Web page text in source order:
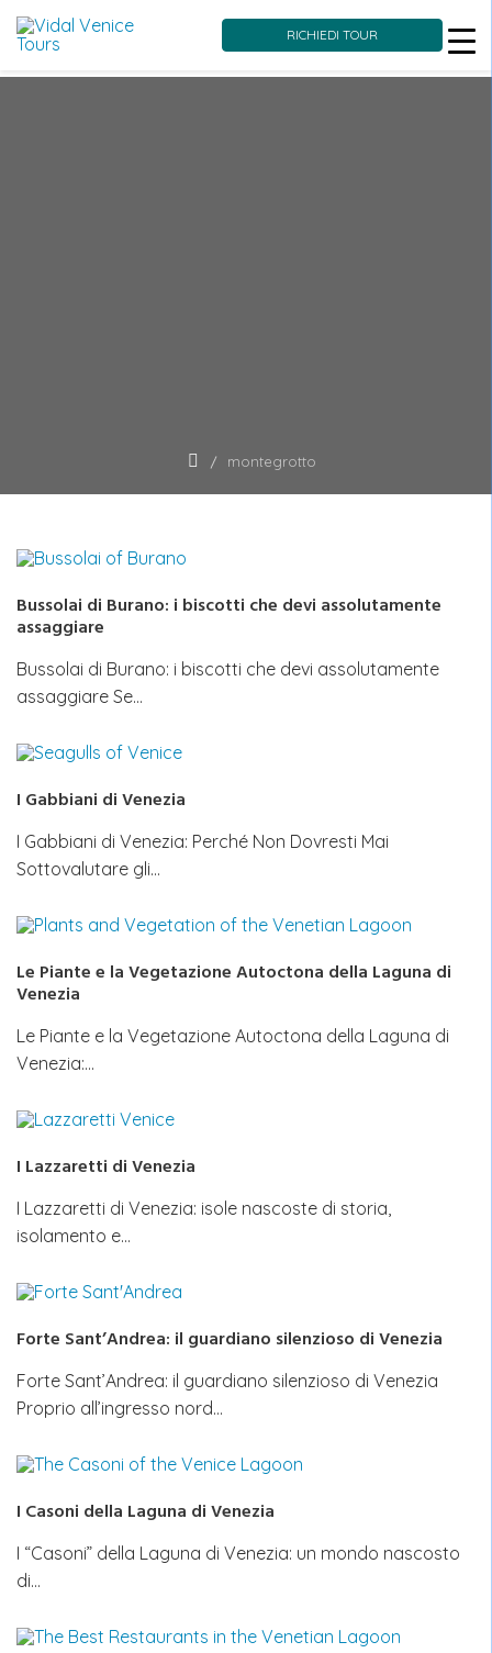
RICHIEDI TOUR
montegrotto
Bussolai di Burano: i biscotti che devi assolutamente
assaggiare
Bussolai di Burano: i biscotti che devi assolutamente
assaggiare Se…
I Gabbiani di Venezia
I Gabbiani di Venezia: Perché Non Dovresti Mai
Sottovalutare gli…
Le Piante e la Vegetazione Autoctona della Laguna di
Venezia
Le Piante e la Vegetazione Autoctona della Laguna di
Venezia:…
I Lazzaretti di Venezia
I Lazzaretti di Venezia: isole nascoste di storia,
isolamento e…
Forte Sant’Andrea: il guardiano silenzioso di Venezia
Forte Sant’Andrea: il guardiano silenzioso di Venezia
Proprio all’ingresso nord…
I Casoni della Laguna di Venezia
I “Casoni” della Laguna di Venezia: un mondo nascosto
di…